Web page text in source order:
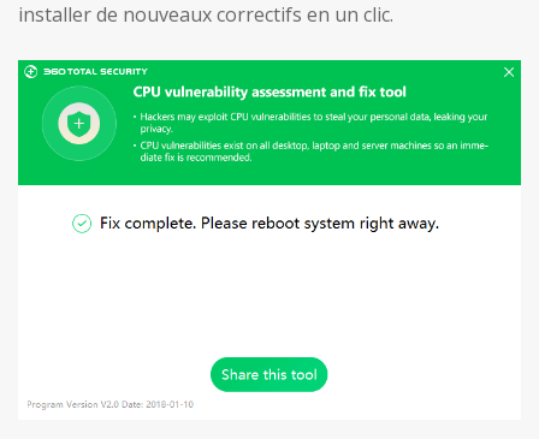
installer de nouveaux correctifs en un clic.